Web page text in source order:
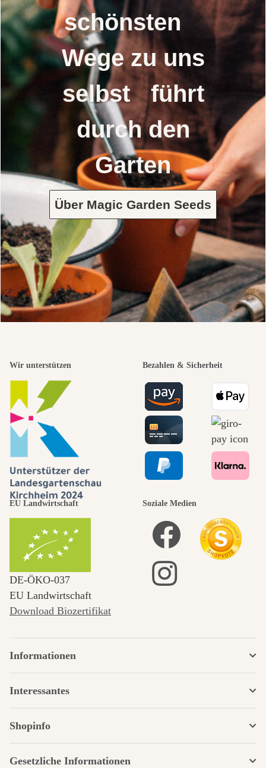
schönsten
Wege zu uns
selbst führt
durch den
Garten
Über Magic Garden Seeds
Wir unterstützen Bezahlen & Sicherheit
EU Landwirtschaft
DE‑ÖKO‑037
EU Landwirtschaft
Download Biozertifikat
Soziale Medien
Informationen
Interessantes
Shopinfo
Gesetzliche Informationen